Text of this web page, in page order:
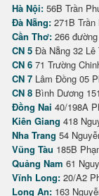
Hà Nội: 56B Trần
Đà Nẵng: 271B
Cần Thơ: 266
CN 5 Đà Nẵng 32 Lê
CN 6 71 Trường
CN 7 Lâm Đồng 05
CN 8 Bình Dương
Đồng Nai 40/198A
Kiên Giang 418
Nha Trang 54
Vũng Tàu 185B
Quảng Nam 61
Vĩnh Long: 20/A2
Long An: 163